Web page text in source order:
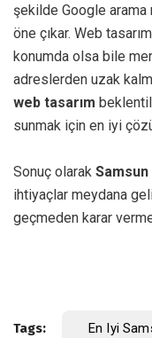
şekilde Google
öne çıkar. Web
konumda olsa bile
adreslerden uzak
web tasarım
sunmak için en iyi
Sonuç olarak Samsun
ihtiyaçlar meydana
geçmeden karar
Tags: En Iyi